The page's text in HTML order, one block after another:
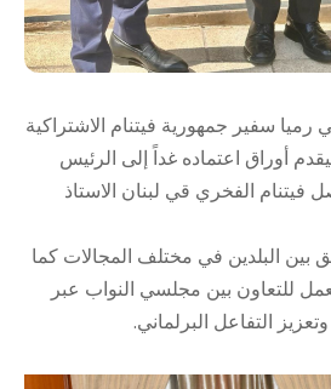
رميا سفير جمهورية فيتنام الاشتراكية
أوراق اعتماده غداً إلى الرئيس
الفخري قي لبنان الاستاذ
بين البلدين في مختلف المجالات كما
للتعاون بين مجلسي النواب عبر
التفاعل البرلماني.